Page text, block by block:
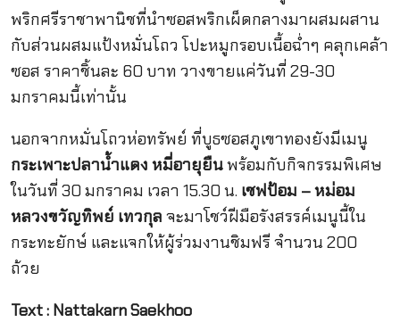
พริกศรีราชาพานิชที่นำซอสพริกเผ็ดกลางมาผสมผสาน
กับส่วนผสมแป้งหมั่นโถว โปะหมูกรอบเนื้อฉ่ำๆ คลุกเคล้า
ซอส ราคาชิ้นละ 60 บาท วางขายแค่วันที่ 29-30
มกราคมนี้เท่านั้น
นอกจากหมั่นโถวห่อทรัพย์ ที่บูธซอสภูเขาทองยังมีเมนู
กระเพาะปลาน้ำแดง หมี่อายุยืนพร้อมกับกิจกรรมพิเศษ
ในวันที่ 30 มกราคม เวลา 15.30 น. เชฟป้อม – หม่อม
หลวงขวัญทิพย์ เทวกุล จะมาโชว์ฝีมือรังสรรค์เมนูนี้ใน
กระทะยักษ์ และแจกให้ผู้ร่วมงานชิมฟรี จำนวน 200
ถ้วย
Text : Nattakarn Saekhoo